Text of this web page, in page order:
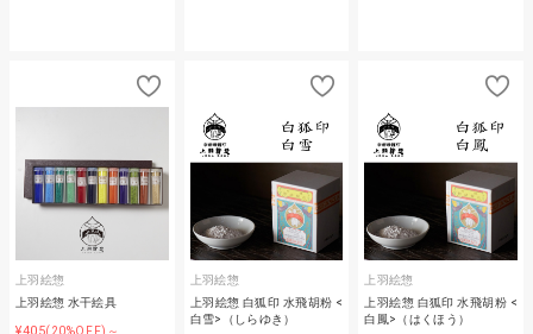
上羽絵惣
上羽絵惣 水干絵具
(20%OFF)～
上羽絵惣
上羽絵惣 白狐印 水飛胡粉 <
白雪>（しらゆき）
上羽絵惣
上羽絵惣 白狐印 水飛胡粉 <
白鳳>（はくほう）